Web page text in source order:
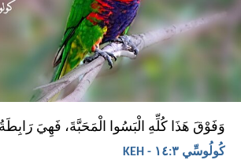
وَفَوْقَ هَذَا كُلِّهِ الْبَسُوا الْمَحَبَّةَ، فَهِيَ
كُولُوسِّي ٣:‏١٤ - KEH